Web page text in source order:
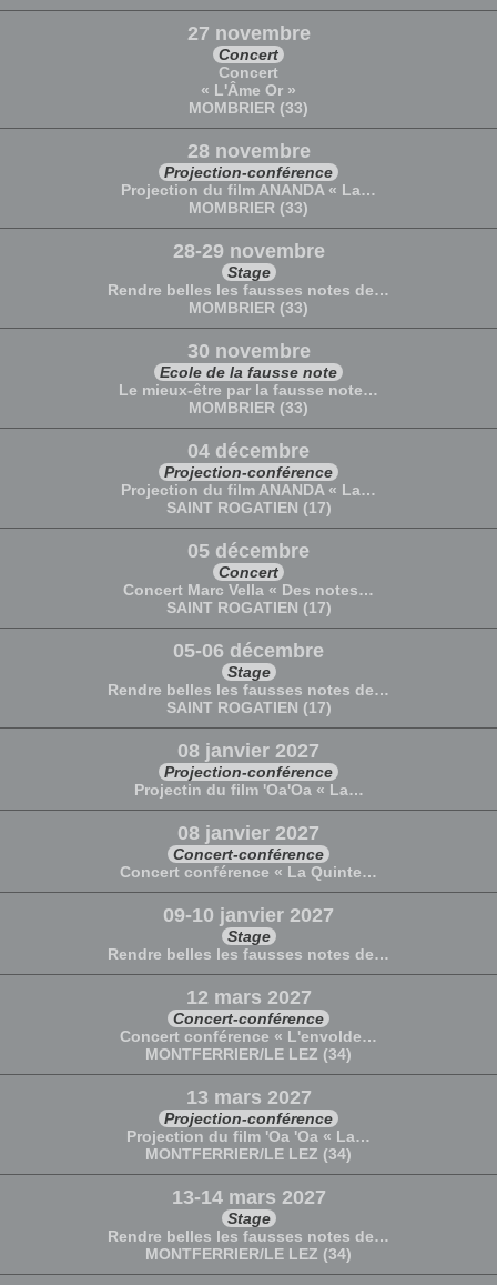
27 novembre
Concert
Concert
« L'Âme Or »
MOMBRIER (33)
28 novembre
Projection-conférence
Projection du film ANANDA « La…
MOMBRIER (33)
28-29 novembre
Stage
Rendre belles les fausses notes de…
MOMBRIER (33)
30 novembre
Ecole de la fausse note
Le mieux-être par la fausse note…
MOMBRIER (33)
04 décembre
Projection-conférence
Projection du film ANANDA « La…
SAINT ROGATIEN (17)
05 décembre
Concert
Concert Marc Vella « Des notes…
SAINT ROGATIEN (17)
05-06 décembre
Stage
Rendre belles les fausses notes de…
SAINT ROGATIEN (17)
08 janvier 2027
Projection-conférence
Projectin du film 'Oa'Oa « La…
08 janvier 2027
Concert-conférence
Concert conférence « La Quinte…
09-10 janvier 2027
Stage
Rendre belles les fausses notes de…
12 mars 2027
Concert-conférence
Concert conférence « L'envolde…
MONTFERRIER/LE LEZ (34)
13 mars 2027
Projection-conférence
Projection du film 'Oa 'Oa « La…
MONTFERRIER/LE LEZ (34)
13-14 mars 2027
Stage
Rendre belles les fausses notes de…
MONTFERRIER/LE LEZ (34)